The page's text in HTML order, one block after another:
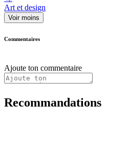
Art et design
Voir moins
Commentaires
Ajoute ton commentaire
Recommandations